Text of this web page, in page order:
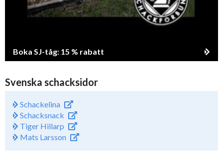
Boka SJ-tåg: 15 % rabatt
Svenska schacksidor
Schackelina
Schacksnack
Tiger Hillarp
Mats Larsson